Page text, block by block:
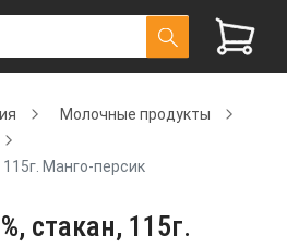
Молочные продукты
115г. Манго-персик
стакан, 115г.